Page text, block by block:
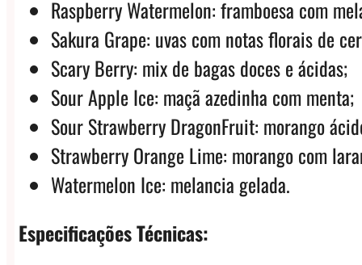
Raspberry Watermelon: framboesa com
Sakura Grape: uvas com notas florais de
Scary Berry: mix de bagas doces e ácidas;
Sour Apple Ice: maçã azedinha com menta;
Sour Strawberry DragonFruit: morango
Strawberry Orange Lime: morango com
Watermelon Ice: melancia gelada.
Especificações Técnicas: